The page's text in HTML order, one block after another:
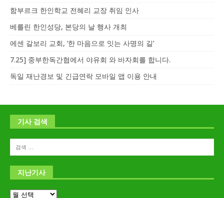
함부르크 한인학교 전혜리 교장 취임 인사
베를린 한인성당, 본당의 날 행사 개최
에센 갈보리 교회, ‘한 마음으로 잇는 사명의 길’
7.25] 중부한독간협에서 야유회 와 바자회를 합니다.
독일 재난경보 및 긴급연락 모바일 앱 이용 안내
기사 검색
지난기사